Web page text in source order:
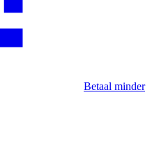
Betaal minder